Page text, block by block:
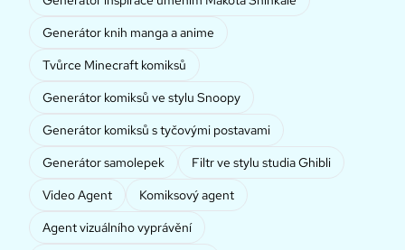
Generátor knih manga a anime
Tvůrce Minecraft komiksů
Generátor komiksů ve stylu Snoopy
Generátor komiksů s tyčovými postavami
Generátor samolepek
Filtr ve stylu studia Ghibli
Video Agent
Komiksový agent
Agent vizuálního vyprávění